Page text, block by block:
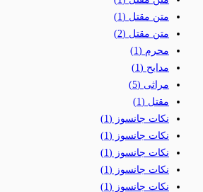
متن مقتل (1)
متن مقتل (2)
محرم (1)
مدایح (1)
مراثی (5)
مقتل (1)
نکات جانسوز (1)
نکات جانسوز (1)
نکات جانسوز (1)
نکات جانسوز (1)
نکات جانسوز (1)